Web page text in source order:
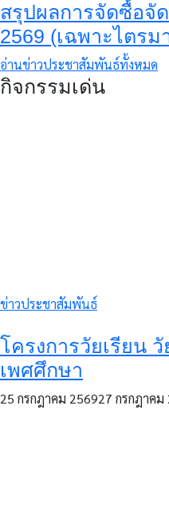
สรุปผลการจัดซื้อจั
2569 (เฉพาะไตรม
อ่านข่าวประชาสัมพันธ์ทั้งหมด
กิจกรรมเด่น
ข่าวประชาสัมพันธ์
โครงการวัยเรียน
เพศศึกษา
25 กรกฎาคม 256927 กรกฎาคม